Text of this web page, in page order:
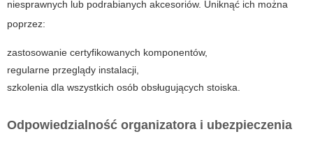
niesprawnych lub podrabianych akcesoriów. Uniknąć ich można
poprzez:
zastosowanie certyfikowanych komponentów,
regularne przeglądy instalacji,
szkolenia dla wszystkich osób obsługujących stoiska.
Odpowiedzialność organizatora i ubezpieczenia